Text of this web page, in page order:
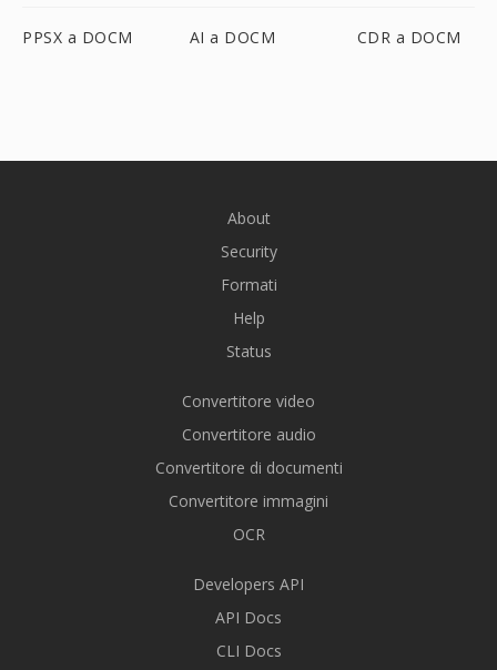
PPSX a DOCM AI a DOCM CDR a DOCM
About
Security
Formati
Help
Status
Convertitore video
Convertitore audio
Convertitore di documenti
Convertitore immagini
OCR
Developers API
API Docs
CLI Docs